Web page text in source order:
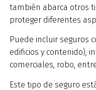
también abarca otros
proteger diferentes
Puede incluir seguros
edificios y contenido),
comerciales, robo,
Este tipo de seguro